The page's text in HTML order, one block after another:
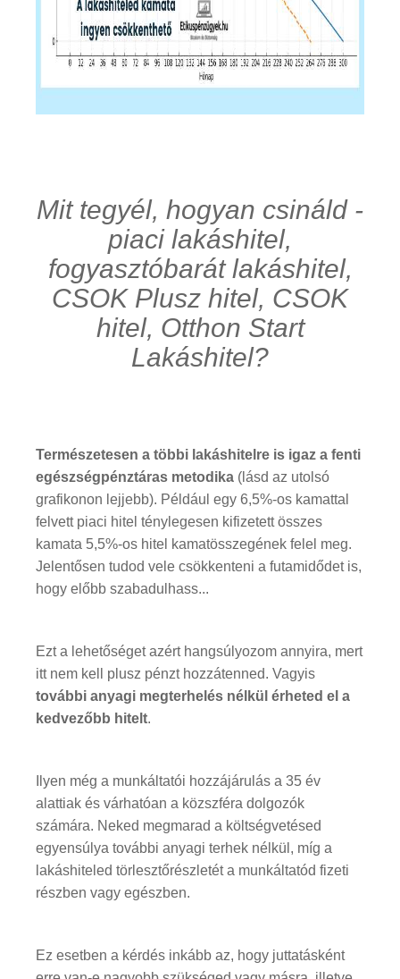
Mit tegyél, hogyan csináld -
piaci lakáshitel,
fogyasztóbarát lakáshitel,
CSOK Plusz hitel, CSOK
hitel, Otthon Start
Lakáshitel?
Természetesen a többi lakáshitelre is igaz a fenti
egészségpénztáras metodika (lásd az utolsó
grafikonon lejjebb). Például egy 6,5%-os kamattal
felvett piaci hitel ténylegesen kifizetett összes
kamata 5,5%-os hitel kamatösszegének felel meg.
Jelentősen tudod vele csökkenteni a futamidődet is,
hogy előbb szabadulhass...
Ezt a lehetőséget azért hangsúlyozom annyira, mert
itt nem kell plusz pénzt hozzátenned. Vagyis
további anyagi megterhelés nélkül érheted el a
kedvezőbb hitelt.
Ilyen még a munkáltatói hozzájárulás a 35 év
alattiak és várhatóan a közszféra dolgozók
számára. Neked megmarad a költségvetésed
egyensúlya további anyagi terhek nélkül, míg a
lakáshiteled törlesztőrészletét a munkáltatód fizeti
részben vagy egészben.
Ez esetben a kérdés inkább az, hogy juttatásként